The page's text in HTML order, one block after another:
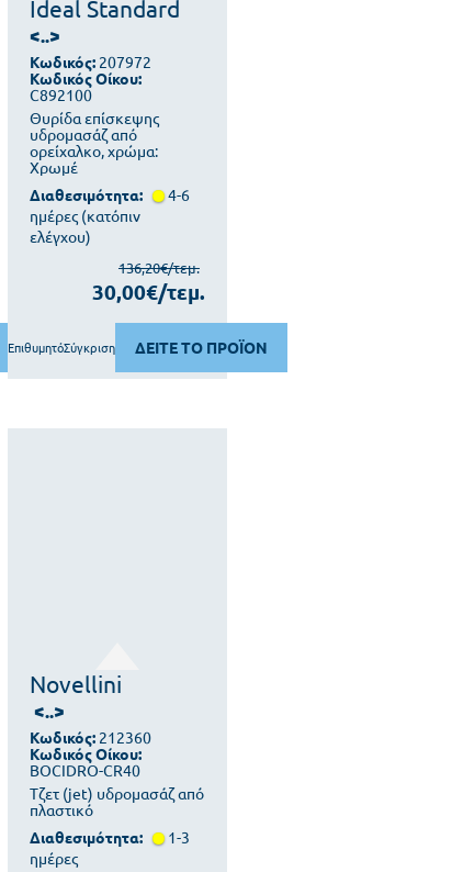
Ideal Standard
<..>
Θυρίδα επίσκεψης
υδρομασάζ από
ορείχαλκο, χρώμα:
Χρωμέ
Κωδικός: 207972
Κωδικός Οίκου:
C892100
Διαθεσιμότητα:
4-6
ημέρες (κατόπιν
ελέγχου)
136,20€/τεμ.
30,00€/τεμ.
ΔΕΙΤΕ ΤΟ ΠΡΟΪΟΝ
ΕπιθυμητόΣύγκριση
Novellini
<..>
Τζετ (jet) υδρομασάζ από
πλαστικό
Κωδικός: 212360
Κωδικός Οίκου:
BOCIDRO-CR40
Διαθεσιμότητα:
1-3
ημέρες